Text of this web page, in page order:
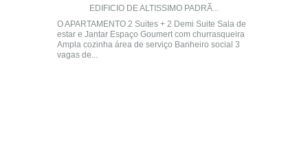
EDIFICIO DE ALTISSIMO PADRÃ...
O APARTAMENTO 2 Suites + 2 Demi Suite Sala de
estar e Jantar Espaço Goumert com churrasqueira
Ampla cozinha área de serviço Banheiro social 3
vagas de...